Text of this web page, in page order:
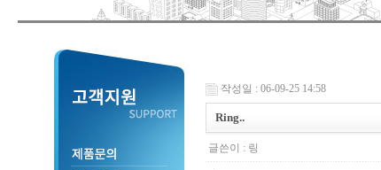
작성일 : 06-09-25 14:58
Ring..
글쓴이 : 링